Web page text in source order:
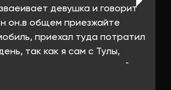
девушка и говорит
он.в общем приезжайте
приехал туда потратил
так как я сам с Тулы,
, хотел сам сначала найти